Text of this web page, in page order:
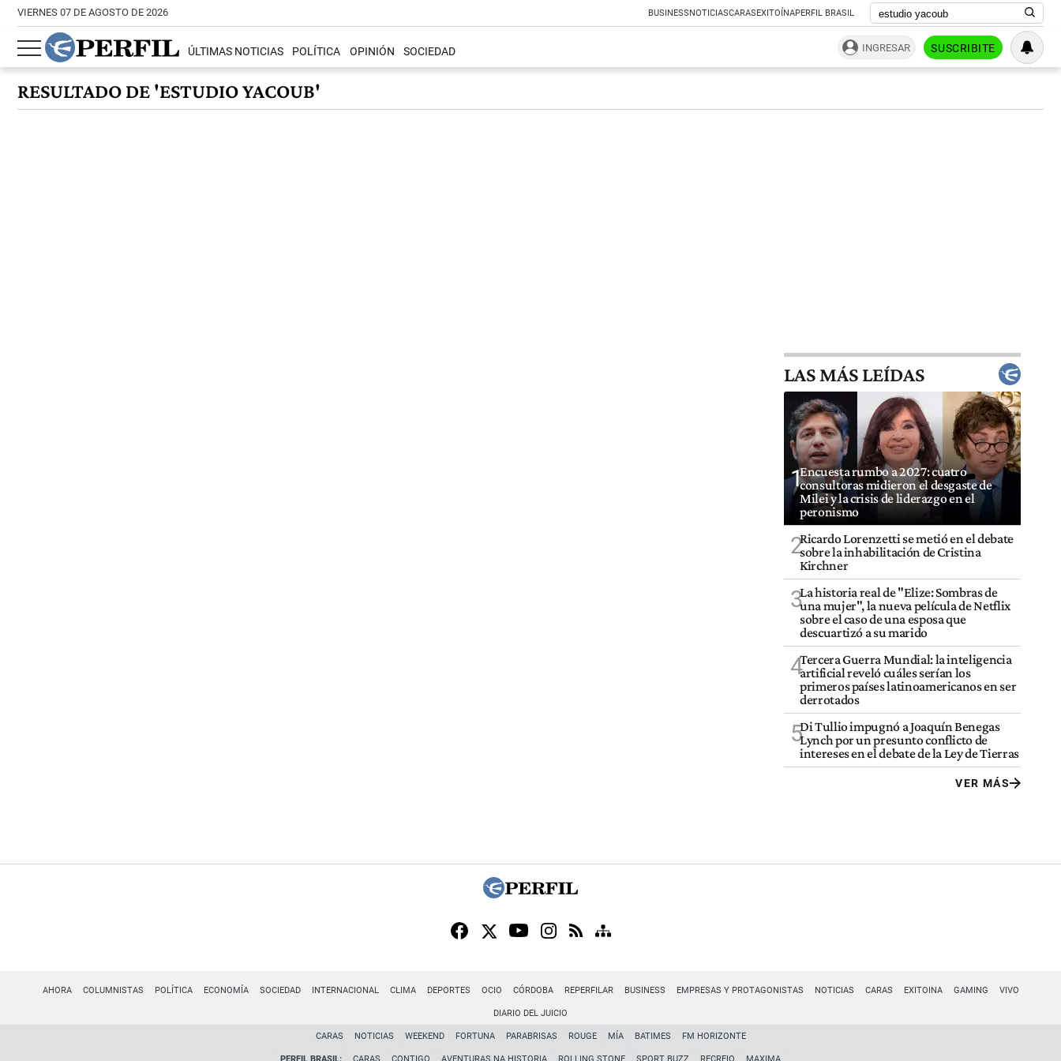
VIERNES 07 DE AGOSTO DE 2026 BUSINESSNOTICIASCARASEXITOÍNAPERFIL BRASIL
ÚLTIMAS NOTICIAS POLÍTICA OPINIÓN SOCIEDAD INGRESAR SUSCRIBITE
RESULTADO DE 'ESTUDIO YACOUB'
LAS MÁS LEÍDAS
1Encuesta rumbo a 2027: cuatro
consultoras midieron el desgaste de
Milei y la crisis de liderazgo en el
peronismo
2Ricardo Lorenzetti se metió en el debate
sobre la inhabilitación de Cristina
Kirchner
3La historia real de "Elize: Sombras de
una mujer", la nueva película de Netflix
sobre el caso de una esposa que
descuartizó a su marido
4Tercera Guerra Mundial: la inteligencia
artificial reveló cuáles serían los
primeros países latinoamericanos en ser
derrotados
5Di Tullio impugnó a Joaquín Benegas
Lynch por un presunto conflicto de
intereses en el debate de la Ley de Tierras
VER MÁS
AHORA COLUMNISTAS POLÍTICA ECONOMÍA SOCIEDAD INTERNACIONAL CLIMA DEPORTES OCIO CÓRDOBA REPERFILAR BUSINESS EMPRESAS Y PROTAGONISTAS NOTICIAS CARAS EXITOINA GAMING VIVO
DIARIO DEL JUICIO
CARAS NOTICIAS WEEKEND FORTUNA PARABRISAS ROUGE MÍA BATIMES FM HORIZONTE
PERFIL BRASIL: CARAS CONTIGO AVENTURAS NA HISTORIA ROLLING STONE SPORT BUZZ RECREIO MAXIMA